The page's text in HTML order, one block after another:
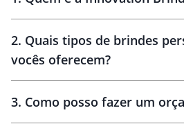
Brindes personalizados
2. Quais tipos de brindes
vocês oferecem?
3. Como posso fazer um